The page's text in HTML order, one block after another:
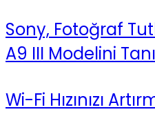
Sony, Fotoğraf
A9 III Modelini
Wi-Fi Hızınızı